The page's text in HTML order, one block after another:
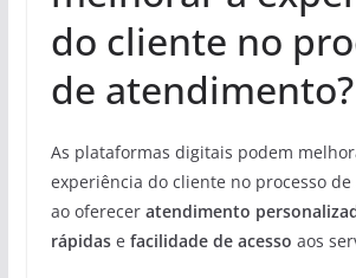
do cliente no
de atendimento?
As plataformas digitais podem
experiência do cliente no processo
ao oferecer atendimento
rápidase facilidade de acesso aos